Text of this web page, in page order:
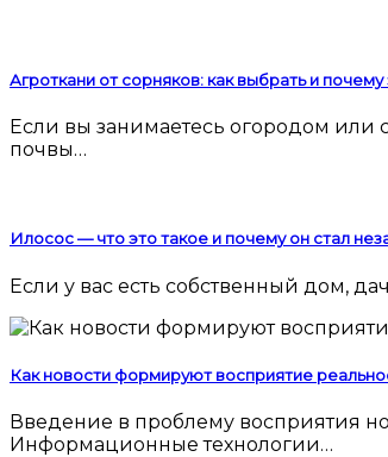
Агроткани от сорняков: как выбрать и
Если вы занимаетесь огородом или садоводством, то наверняка сталкивались с проблемой сорняков. Они мешают росту культурных растений, забирают у
почвы…
Илосос — что это такое и почему он стал
Если у вас есть собственный дом,
Как новости формируют восприятие
Введение в проблему восприятия новостей в информационную эпоху Современный человек погружен в поток новостей 24 часа в сутки.
Информационные технологии…